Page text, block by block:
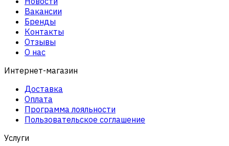
Вакансии
Бренды
Контакты
Отзывы
О нас
Интернет-магазин
Доставка
Оплата
Программа лояльности
Пользовательское соглашение
Услуги